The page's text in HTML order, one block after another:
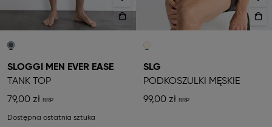
SLOGGI MEN EVER EASE
TANK TOP
79,00 zł
Dostępna ostatnia sztuka
SLG
PODKOSZULKI MĘSKIE
99,00 zł